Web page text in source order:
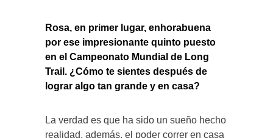
Rosa, en primer lugar, enhorabuena
por ese impresionante quinto puesto
en el Campeonato Mundial de Long
Trail. ¿Cómo te sientes después de
lograr algo tan grande y en casa?
La verdad es que ha sido un sueño hecho
realidad, además, el poder correr en casa